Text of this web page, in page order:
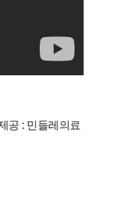
공 : 민들레의료